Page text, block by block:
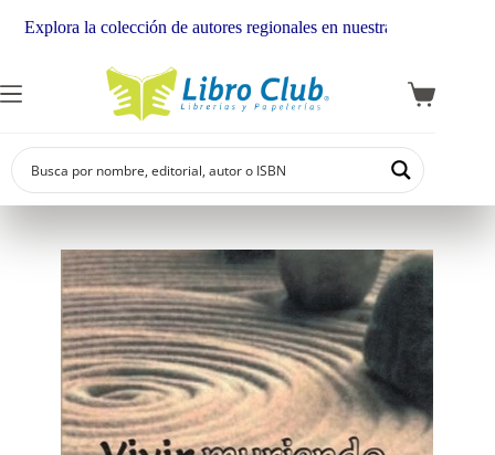
la colección de autores regionales en nuestra librería